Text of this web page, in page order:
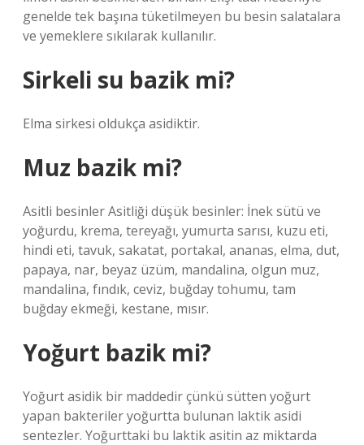
genelde tek başına tüketilmeyen bu besin salatalara
ve yemeklere sıkılarak kullanılır.
Sirkeli su bazik mi?
Elma sirkesi oldukça asidiktir.
Muz bazik mi?
Asitli besinler Asitliği düşük besinler: İnek sütü ve
yoğurdu, krema, tereyağı, yumurta sarısı, kuzu eti,
hindi eti, tavuk, sakatat, portakal, ananas, elma, dut,
papaya, nar, beyaz üzüm, mandalina, olgun muz,
mandalina, fındık, ceviz, buğday tohumu, tam
buğday ekmeği, kestane, mısır.
Yoğurt bazik mi?
Yoğurt asidik bir maddedir çünkü sütten yoğurt
yapan bakteriler yoğurtta bulunan laktik asidi
sentezler. Yoğurttaki bu laktik asitin az miktarda